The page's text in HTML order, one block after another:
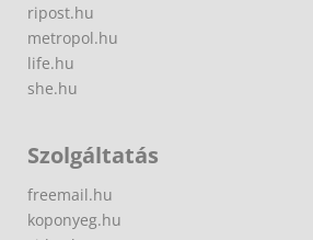
ripost.hu
metropol.hu
life.hu
she.hu
Szolgáltatás
freemail.hu
koponyeg.hu